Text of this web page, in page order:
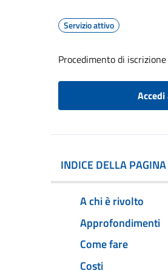
Servizio attivo
Procedimento di
INDICE DELLA PAGINA
A chi è rivolto
Approfondimenti
Come fare
Costi